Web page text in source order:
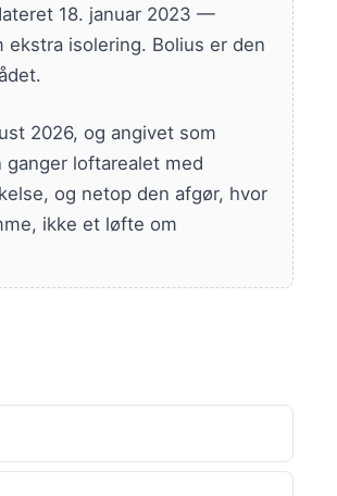
18. januar 2023 —
isolering. Bolius er den
2026, og angivet som
loftarealet med
og netop den afgør, hvor
ikke et løfte om